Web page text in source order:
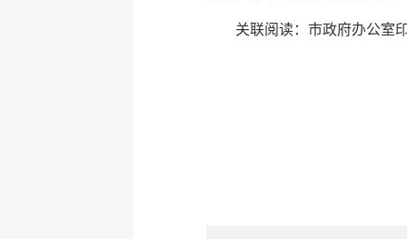
关联阅读： 市政府办公室